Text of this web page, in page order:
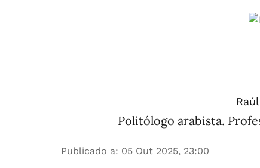
Politólogo arabista.
Publicado a: 05 Out 2025, 23:00